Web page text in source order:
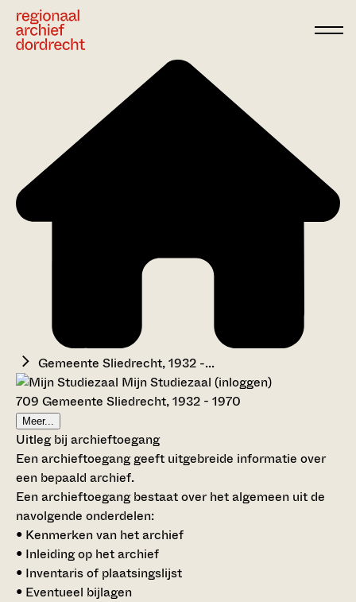
Gemeente Sliedrecht, 1932 -...
Mijn Studiezaal (inloggen)
709 Gemeente Sliedrecht, 1932 - 1970
Meer...
Uitleg bij archieftoegang
Een archieftoegang geeft uitgebreide informatie over
een bepaald archief.
Een archieftoegang bestaat over het algemeen uit de
navolgende onderdelen:
• Kenmerken van het archief
• Inleiding op het archief
• Inventaris of plaatsingslijst
• Eventueel bijlagen